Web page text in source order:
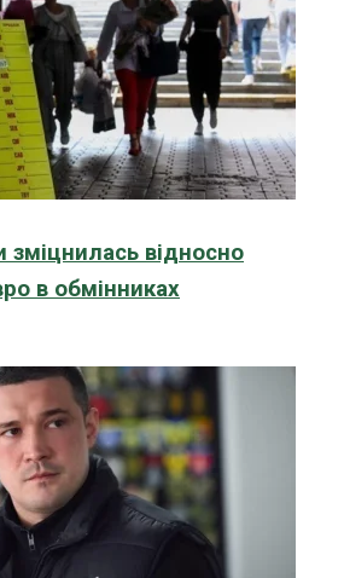
зміцнилась відносно
в обмінниках